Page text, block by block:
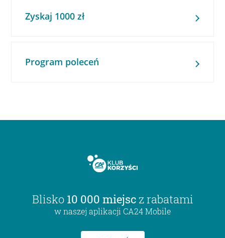
Zyskaj 1000 zł
Program poleceń
Blisko 10 000 miejsc z rabatami
w naszej aplikacji CA24 Mobile